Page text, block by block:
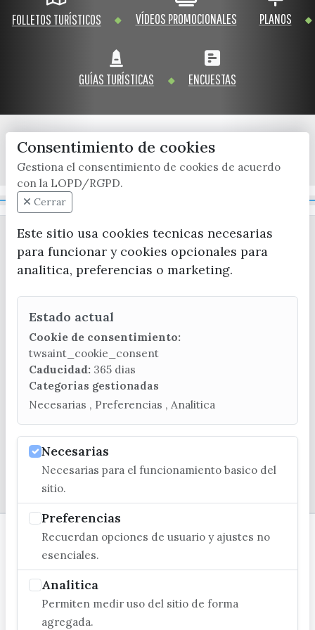
FOLLETOS TURÍSTICOS VÍDEOS PROMOCIONALES PLANOS
GUÍAS TURÍSTICAS ENCUESTAS
x / twitter facebook youtube instagram
CONTACTA CON LA OFICINA DE TURISMO
(+34) 952 541 104
turismo@velezmalaga.es
C/ Poniente, 2. CP 29740 - Torre del Mar
Consentimiento de cookies
Gestiona el consentimiento de cookies de acuerdo
con la LOPD/RGPD.
Cerrar
Este sitio usa cookies tecnicas necesarias
para funcionar y cookies opcionales para
analitica, preferencias o marketing.
Estado actual
Cookie de consentimiento:
twsaint_cookie_consent
Caducidad: 365 dias
Categorias gestionadas
Necesarias , Preferencias , Analitica
Necesarias
Necesarias para el funcionamiento basico del
sitio.
Preferencias
Recuerdan opciones de usuario y ajustes no
esenciales.
Analitica
Permiten medir uso del sitio de forma
agregada.